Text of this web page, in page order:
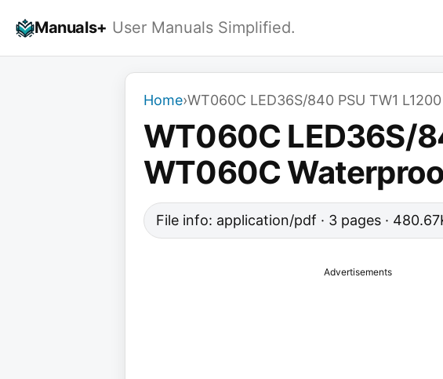
Manuals+ User Manuals Simplified.
Home›WT060C LED36S/840 PSU TW1
WT060C LED36S/
WT060C
File info: application/pdf · 3 pages ·
Advertisements